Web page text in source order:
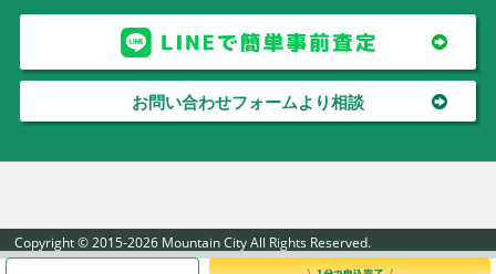
お問い合わせフォームより相談
Copyright © 2015-2026 Mountain City All Rights Reserved.